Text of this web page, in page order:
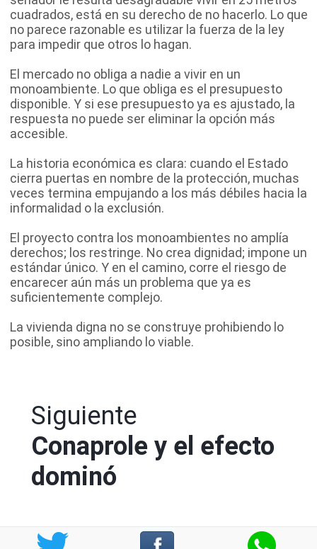
cuadrados, está en su derecho de no hacerlo. Lo que
no parece razonable es utilizar la fuerza de la ley
para impedir que otros lo hagan.
El mercado no obliga a nadie a vivir en un
monoambiente. Lo que obliga es el presupuesto
disponible. Y si ese presupuesto ya es ajustado, la
respuesta no puede ser eliminar la opción más
accesible.
La historia económica es clara: cuando el Estado
cierra puertas en nombre de la protección, muchas
veces termina empujando a los más débiles hacia la
informalidad o la exclusión.
El proyecto contra los monoambientes no amplía
derechos; los restringe. No crea dignidad; impone un
estándar único. Y en el camino, corre el riesgo de
encarecer aún más un problema que ya es
suficientemente complejo.
La vivienda digna no se construye prohibiendo lo
posible, sino ampliando lo viable.
Siguiente
Conaprole y el efecto
dominó